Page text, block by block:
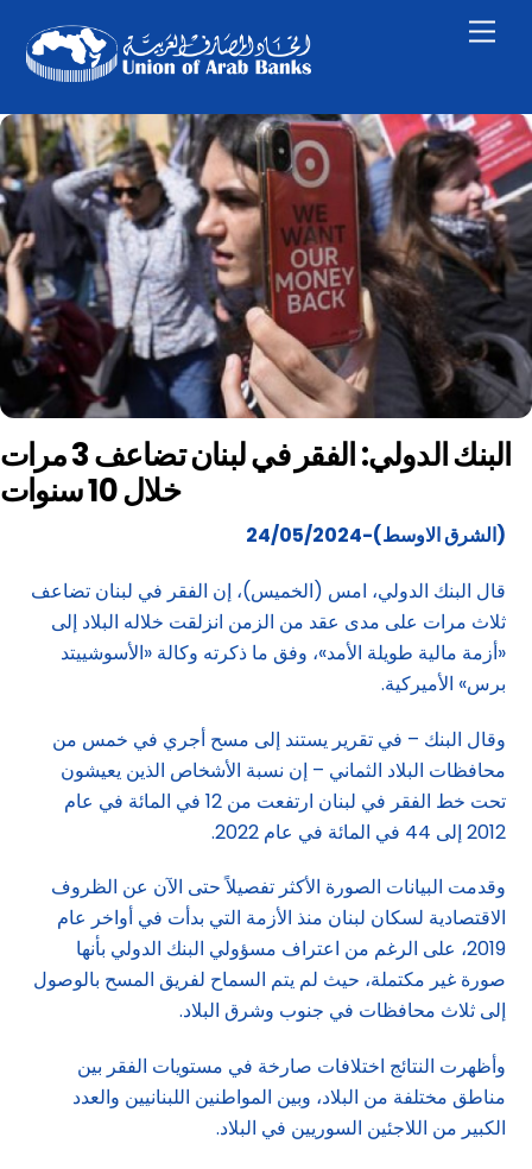
content
البنك الدولي: الفقر في لبنان تضاعف 3 مرات
خلال 10 سنوات
(الشرق الاوسط)-24/05/2024
قال البنك الدولي، امس (الخميس)، إن الفقر في لبنان تضاعف
ثلاث مرات على مدى عقد من الزمن انزلقت خلاله البلاد إلى
«أزمة مالية طويلة الأمد»، وفق ما ذكرته وكالة «الأسوشييتد
برس» الأميركية.
وقال البنك – في تقرير يستند إلى مسح أجري في خمس من
محافظات البلاد الثماني – إن نسبة الأشخاص الذين يعيشون
تحت خط الفقر في لبنان ارتفعت من 12 في المائة في عام
2012 إلى 44 في المائة في عام 2022.
وقدمت البيانات الصورة الأكثر تفصيلاً حتى الآن عن الظروف
الاقتصادية لسكان لبنان منذ الأزمة التي بدأت في أواخر عام
2019، على الرغم من اعتراف مسؤولي البنك الدولي بأنها
صورة غير مكتملة، حيث لم يتم السماح لفريق المسح بالوصول
إلى ثلاث محافظات في جنوب وشرق البلاد.
وأظهرت النتائج اختلافات صارخة في مستويات الفقر بين
مناطق مختلفة من البلاد، وبين المواطنين اللبنانيين والعدد
الكبير من اللاجئين السوريين في البلاد.